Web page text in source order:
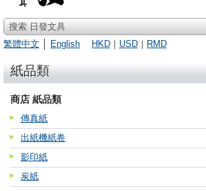
搜索 日發文具
繁體中文
English HKD ｜ USD ｜ RMD
紙品類
商店 紙品類
傳真紙
出紙機紙卷
影印紙
炭紙